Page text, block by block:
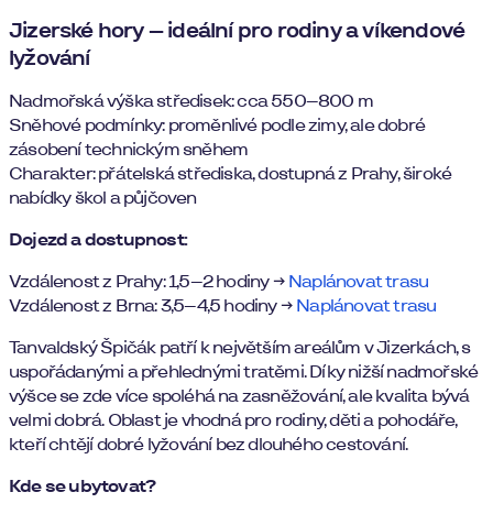
Jizerské hory – ideální pro rodiny a víkendové
lyžování
Nadmořská výška středisek: cca 550–800 m
Sněhové podmínky: proměnlivé podle zimy, ale dobré
zásobení technickým sněhem
Charakter: přátelská střediska, dostupná z Prahy, široké
nabídky škol a půjčoven
Dojezd a dostupnost:
Vzdálenost z Prahy: 1,5–2 hodiny →Naplánovat trasu
Vzdálenost z Brna: 3,5–4,5 hodiny →Naplánovat trasu
Tanvaldský Špičák patří k největším areálům v Jizerkách, s
uspořádanými a přehlednými tratěmi. Díky nižší nadmořské
výšce se zde více spoléhá na zasněžování, ale kvalita bývá
velmi dobrá. Oblast je vhodná pro rodiny, děti a pohodáře,
kteří chtějí dobré lyžování bez dlouhého cestování.
Kde se ubytovat?